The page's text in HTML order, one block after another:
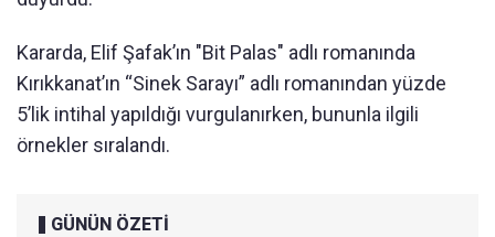
Kararda, Elif Şafak’ın "Bit Palas" adlı romanında
Kırıkkanat’ın “Sinek Sarayı” adlı romanından yüzde
5’lik intihal yapıldığı vurgulanırken, bununla ilgili
örnekler sıralandı.
GÜNÜN ÖZETİ